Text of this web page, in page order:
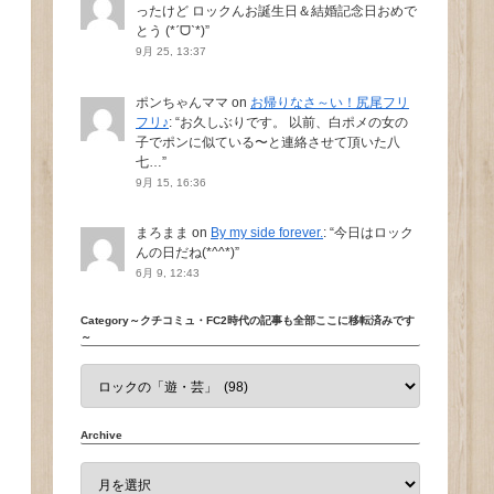
ったけど ロックんお誕生日＆結婚記念日おめで
とう (*ˊᗜˋ*)”
9月 25, 13:37
ポンちゃんママ on お帰りなさ～い！尻尾フリ
フリ♪: “お久しぶりです。 以前、白ポメの女の
子でポンに似ている〜と連絡させて頂いた八
七… ”
9月 15, 16:36
まろまま on By my side forever.: “今日はロック
んの日だね(*^^*)”
6月 9, 12:43
Category～クチコミュ・FC2時代の記事も全部ここに移転済みです
～
Archive